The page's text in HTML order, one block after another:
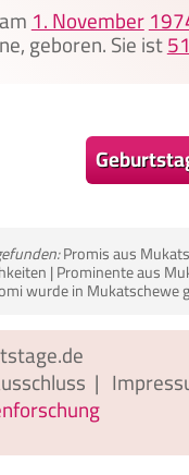
1. November
geboren. Sie ist
Promis aus
| Prominente aus
wurde in Mukatschewe
|